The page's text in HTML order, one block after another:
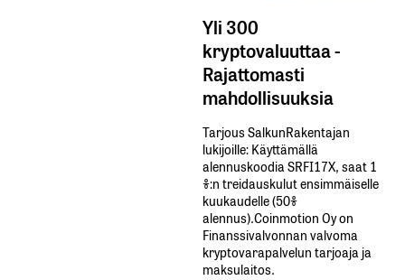
Yli 300
kryptovaluuttaa -
Rajattomasti
mahdollisuuksia
Tarjous SalkunRakentajan
lukijoille: Käyttämällä​ ​
alennuskoodia​ ​SRFI17X,​ ​saat​ ​1
%:n treidauskulut​ ​ensimmäiselle​ ​
kuukaudelle​ ​(50%​ ​
alennus).Coinmotion Oy on
Finanssivalvonnan valvoma
kryptovarapalvelun tarjoaja ja
maksulaitos.